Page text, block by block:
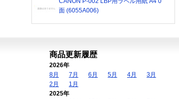
面 (6055A006)
商品更新履歴
2026年
8月
7月 6月 5月 4月
3月
2月
1月
2025年